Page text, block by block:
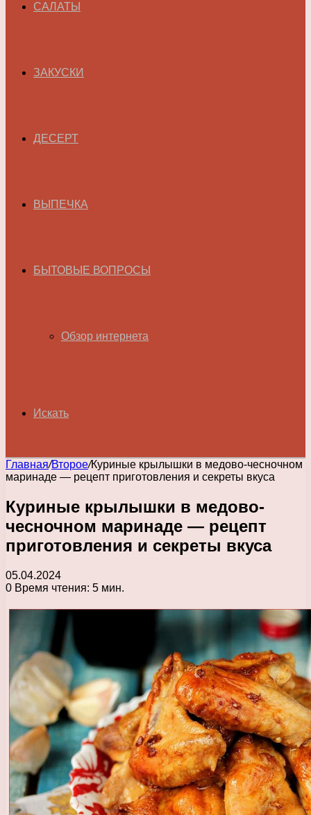
САЛАТЫ
ЗАКУСКИ
ДЕСЕРТ
ВЫПЕЧКА
БЫТОВЫЕ ВОПРОСЫ
Обзор интернета
Искать
Главная/Второе/Куриные крылышки в медово-чесночном
маринаде — рецепт приготовления и секреты вкуса
Куриные крылышки в медово-
чесночном маринаде — рецепт
приготовления и секреты вкуса
05.04.2024
0 Время чтения: 5 мин.